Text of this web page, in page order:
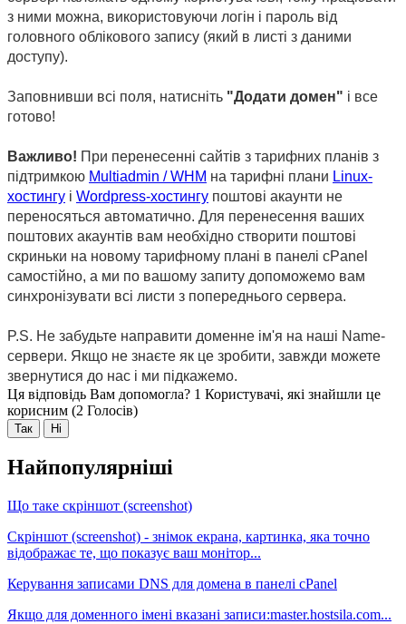
з ними можна, використовуючи логін і пароль від
головного облікового запису (який в листі з даними
доступу).
Заповнивши всі поля, натисніть "Додати домен" і все
готово!
Важливо! При перенесенні сайтів з тарифних планів з
підтримкою Multiadmin / WHM на тарифні плани Linux-
хостингу і Wordpress-хостингу поштові акаунти не
переносяться автоматично. Для перенесення ваших
поштових акаунтів вам необхідно створити поштові
скриньки на новому тарифному плані в панелі cPanel
самостійно, а ми по вашому запиту допоможемо вам
синхронізувати всі листи з попереднього сервера.
P.S. Не забудьте направити доменне ім'я на наші Name-
сервери. Якщо не знаєте як це зробити, завжди можете
звернутися до нас і ми підкажемо.
Ця відповідь Вам допомогла? 1 Користувачі, які знайшли це
корисним (2 Голосів)
Так Ні
Найпопулярніші
Що таке скріншот (screenshot)
Скріншот (screenshot) - знімок екрана, картинка, яка точно
відображає те, що показує ваш монітор...
Керування записами DNS для домена в панелі cPanel
Якщо для доменного імені вказані записи:master.hostsila.com...